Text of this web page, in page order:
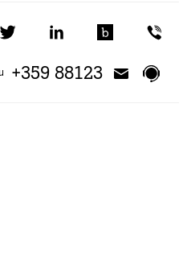
+359 88123